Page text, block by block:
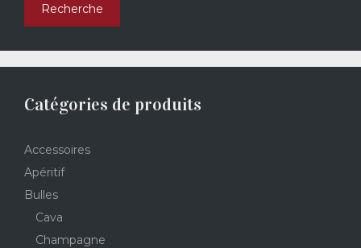
Recherche
Catégories de produits
Accessoires
Apéritif
Bulles
Cava
Champagne